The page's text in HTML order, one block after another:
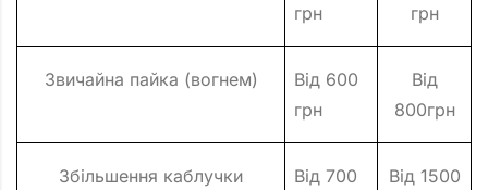
грн
грн
Звичайна пайка (вогнем)
Від 600
грн
Від
800грн
Збільшення каблучки
Від 700
Від 1500